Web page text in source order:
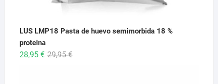
LUS LMP18 Pasta de huevo semimorbida 18 %
proteina
29,95€El
28,95 €
El